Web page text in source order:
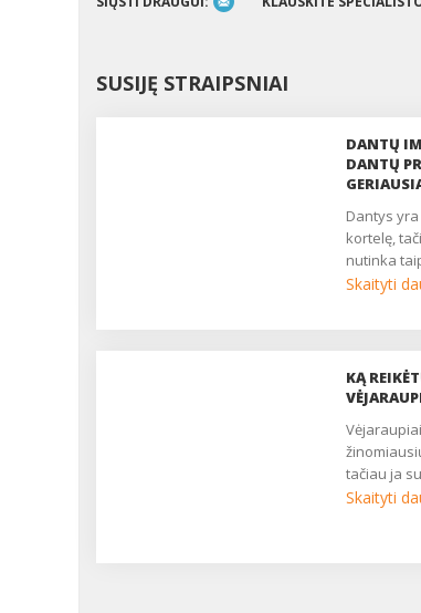
SUSIJĘ STRAIPSNIAI
DANTŲ
DANTŲ
dantys yra mūsų vizitinė
kortelę,
nutinka
Skaityti
KĄ
vėjaraupiai – viena
tačiau ja
Skaityti